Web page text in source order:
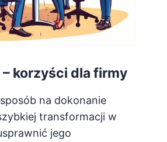
– korzyści dla firmy
na dokonanie
transformacji w
jego